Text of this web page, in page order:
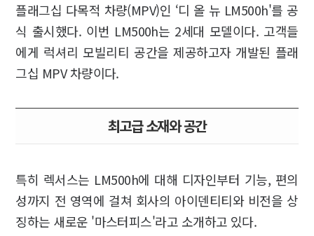
플래그십 다목적 차량(MPV)인 ‘디 올 뉴 LM500h'를 공
식 출시했다. 이번 LM500h는 2세대 모델이다. 고객들
에게 럭셔리 모빌리티 공간을 제공하고자 개발된 플래
그십 MPV 차량이다.
최고급 소재와 공간
특히 렉서스는 LM500h에 대해 디자인부터 기능, 편의
성까지 전 영역에 걸쳐 회사의 아이덴티티와 비전을 상
징하는 새로운 '마스터피스'라고 소개하고 있다.